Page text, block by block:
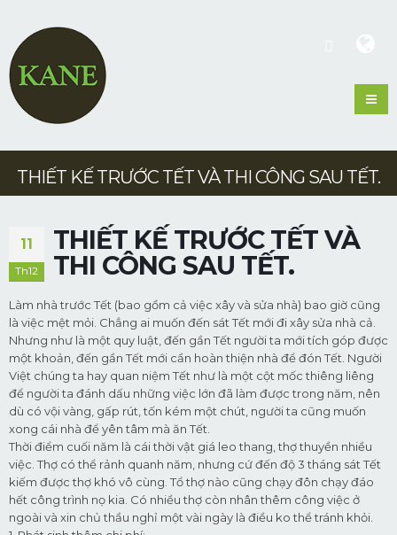
THIẾT KẾ TRƯỚC TẾT VÀ THI CÔNG SAU TẾT️.
11
Th12
THIẾT KẾ TRƯỚC TẾT VÀ
THI CÔNG SAU TẾT️.
Làm nhà trước Tết (bao gồm cả việc xây và sửa nhà) bao giờ cũng
là việc mệt mỏi. Chẳng ai muốn đến sát Tết mới đi xây sửa nhà cả.
Nhưng như là một quy luật, đến gần Tết người ta mới tích góp được
một khoản, đến gần Tết mới cần hoàn thiện nhà để đón Tết. Người
Việt chúng ta hay quan niệm Tết như là một cột mốc thiêng liêng
để người ta đánh dấu những việc lớn đã làm được trong năm, nên
dù có vội vàng, gấp rút, tốn kém một chút, người ta cũng muốn
xong cái nhà để yên tâm mà ăn Tết.
Thời điểm cuối năm là cái thời vật giá leo thang, thợ thuyền nhiều
việc. Thợ có thể rảnh quanh năm, nhưng cứ đến độ 3 tháng sát Tết
kiếm được thợ khó vô cùng. Tổ thợ nào cũng chạy đôn chạy đáo
hết công trình nọ kia. Có nhiều thợ còn nhân thêm công việc ở
ngoài và xin chủ thầu nghỉ một vài ngày là điều ko thể tránh khỏi.